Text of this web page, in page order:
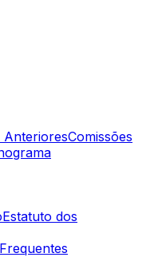
AnterioresComissões
Estatuto dos